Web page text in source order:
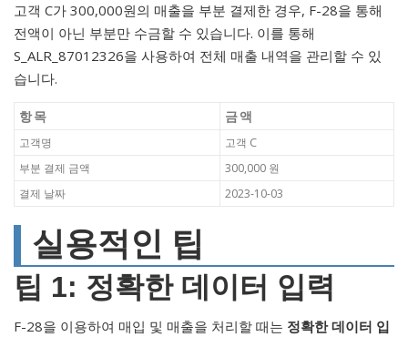
고객 C가 300,000원의 매출을 부분 결제한 경우, F-28을 통해
전액이 아닌 부분만 수금할 수 있습니다. 이를 통해
S_ALR_87012326을 사용하여 전체 매출 내역을 관리할 수 있
습니다.
항목 금액
고객명
고객 C
부분 결제 금액
300,000 원
결제 날짜
2023-10-03
실용적인 팁
팁 1: 정확한 데이터 입력
F-28을 이용하여 매입 및 매출을 처리할 때는 정확한 데이터 입